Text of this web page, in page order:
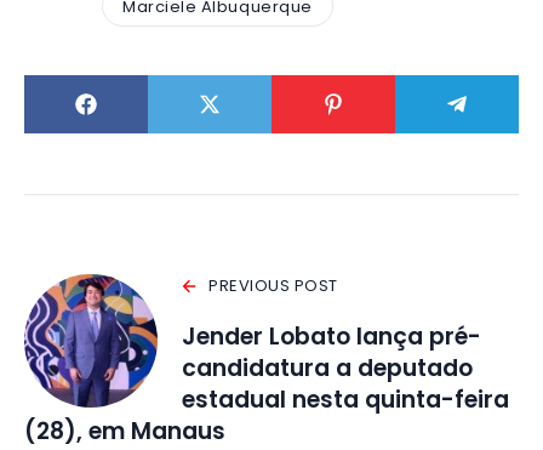
Marciele Albuquerque
PREVIOUS POST
Jender Lobato lança pré-
candidatura a deputado
estadual nesta quinta-feira
(28), em Manaus